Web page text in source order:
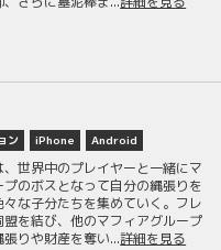
ン iPhone Android
、世界中のプレイヤーと一緒にマ
プのボスとなって自分の縄張りを
々な子分たちを集めていく。フレ
盟を結び、他のマフィアグループ
張りや財産を奪い...詳細を見る